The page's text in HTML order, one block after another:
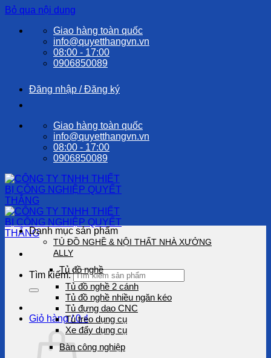
Bỏ qua nội dung
Giao hàng toàn quốc
info@quyetthangvn.vn
08:00 - 17:00
0906850089
Đăng nhập / Đăng ký
Giao hàng toàn quốc
info@quyetthangvn.vn
08:00 - 17:00
0906850089
Tìm kiếm:
Giỏ hàng /0₫
Danh mục sản phẩm
TỦ ĐỒ NGHỀ & NỘI THẤT NHÀ XƯỞNG
ALLY
Tủ đồ nghề
Tủ đồ nghề 2 cánh
Tủ đồ nghề nhiều ngăn kéo
Tủ đựng dao CNC
Tủ treo dụng cụ
Xe đẩy dụng cụ
Bàn công nghiệp